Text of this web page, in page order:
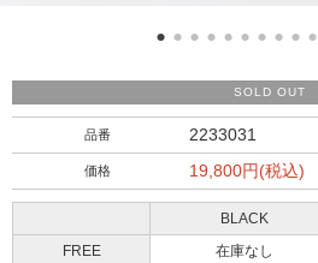
SOLD OUT
品番 2233031
価格 19,800円(税込)
BLACK
FREE
在庫なし